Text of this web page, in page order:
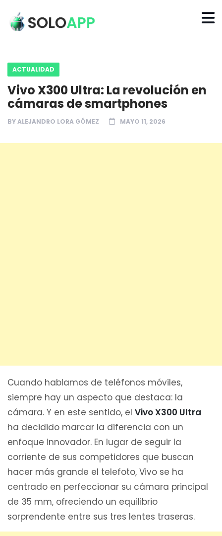
ACTUALIDAD
Vivo X300 Ultra: La revolución en
cámaras de smartphones
BYALEJANDRO LORA GÓMEZ MAYO 11, 2026
Cuando hablamos de teléfonos móviles,
siempre hay un aspecto que destaca: la
cámara. Y en este sentido, el Vivo X300 Ultra
ha decidido marcar la diferencia con un
enfoque innovador. En lugar de seguir la
corriente de sus competidores que buscan
hacer más grande el telefoto, Vivo se ha
centrado en perfeccionar su cámara principal
de 35 mm, ofreciendo un equilibrio
sorprendente entre sus tres lentes traseras.